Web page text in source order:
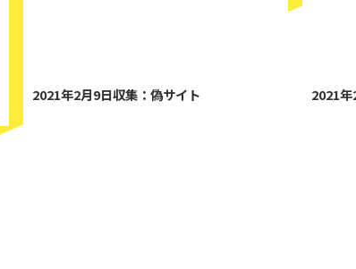
2021年2月9日収集：偽サイト 2021